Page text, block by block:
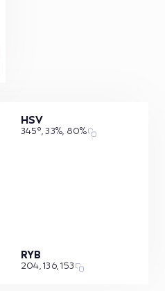
HSV
345°, 33%, 80%
RYB
204, 136, 153